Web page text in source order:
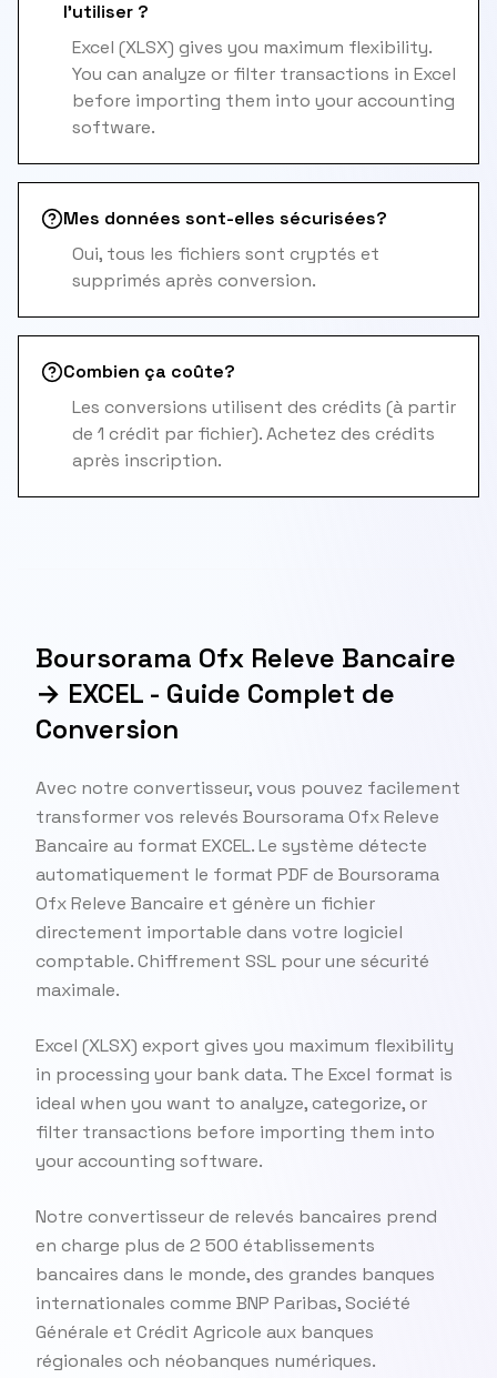
l'utiliser ?
Excel (XLSX) gives you maximum flexibility.
You can analyze or filter transactions in Excel
before importing them into your accounting
software.
Mes données sont-elles sécurisées?
Oui, tous les fichiers sont cryptés et
supprimés après conversion.
Combien ça coûte?
Les conversions utilisent des crédits (à partir
de 1 crédit par fichier). Achetez des crédits
après inscription.
Boursorama Ofx Releve Bancaire
→ EXCEL - Guide Complet de
Conversion
Avec notre convertisseur, vous pouvez facilement
transformer vos relevés Boursorama Ofx Releve
Bancaire au format EXCEL. Le système détecte
automatiquement le format PDF de Boursorama
Ofx Releve Bancaire et génère un fichier
directement importable dans votre logiciel
comptable. Chiffrement SSL pour une sécurité
maximale.
Excel (XLSX) export gives you maximum flexibility
in processing your bank data. The Excel format is
ideal when you want to analyze, categorize, or
filter transactions before importing them into
your accounting software.
Notre convertisseur de relevés bancaires prend
en charge plus de 2 500 établissements
bancaires dans le monde, des grandes banques
internationales comme BNP Paribas, Société
Générale et Crédit Agricole aux banques
régionales och néobanques numériques.